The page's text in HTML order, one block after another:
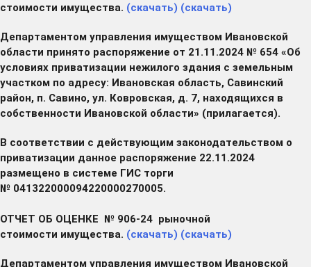
стоимости имущества. (скачать) (скачать)
Департаментом управления имуществом Ивановской
области принято распоряжение от 21.11.2024 № 654 «Об
условиях приватизации нежилого здания с земельным
участком по адресу: Ивановская область, Савинский
район, п. Савино, ул. Ковровская, д. 7, находящихся в
собственности Ивановской области» (прилагается).
В соответствии с действующим законодательством о
приватизации данное распоряжение 22.11.2024
размещено в системе ГИС торги
№ 041322000094220000270005.
ОТЧЕТ ОБ ОЦЕНКЕ № 906-24 рыночной
стоимости имущества. (скачать) (скачать)
Департаментом управления имуществом Ивановской